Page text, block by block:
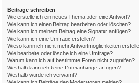
Beiträge schreiben
Wie erstelle ich ein neues Thema oder eine Antwort?
Wie kann ich einen Beitrag bearbeiten oder löschen?
Wie kann ich meinem Beitrag eine Signatur anfügen?
Wie kann ich eine Umfrage erstellen?
Wieso kann ich nicht mehr Antwortmöglichkeiten
Wie bearbeite oder lösche ich eine Umfrage?
Warum kann ich auf bestimmte Foren nicht zugreifen?
Weshalb kann ich keine Dateianhänge anfügen?
Weshalb wurde ich verwarnt?